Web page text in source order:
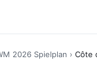
2026 Spielplan › Côte